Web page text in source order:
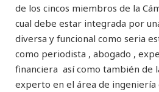
de los cincos miembros de la
cual debe estar integrada por
diversa y funcional como seria
como periodista , abogado ,
financiera así como también de
experto en el área de ingeniería